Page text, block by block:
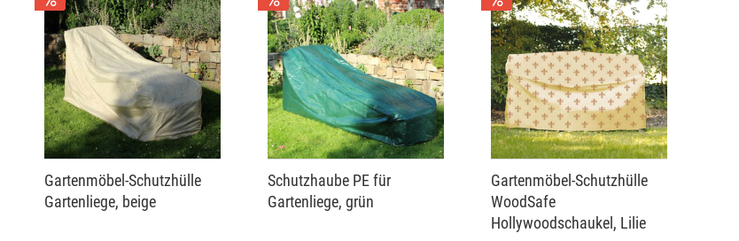
Gartenmöbel-Schutzhülle
Gartenliege, beige
Schutzhaube PE für
Gartenliege, grün
Gartenmöbel-Schutzhülle
WoodSafe
Hollywoodschaukel, Lilie